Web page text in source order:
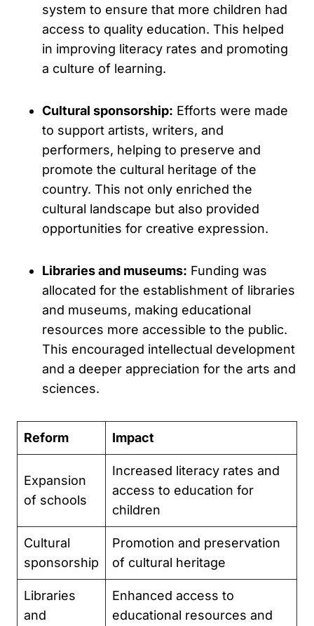
system to ensure that more children had
access to quality education. This helped
in improving literacy rates and promoting
a culture of learning.
Cultural sponsorship: Efforts were made
to support artists, writers, and
performers, helping to preserve and
promote the cultural heritage of the
country. This not only enriched the
cultural landscape but also provided
opportunities for creative expression.
Libraries and museums: Funding was
allocated for the establishment of libraries
and museums, making educational
resources more accessible to the public.
This encouraged intellectual development
and a deeper appreciation for the arts and
sciences.
Reform Impact
Expansion
of schools
Increased literacy rates and
access to education for
children
Cultural
sponsorship
Promotion and preservation
of cultural heritage
Libraries
and
Enhanced access to
educational resources and